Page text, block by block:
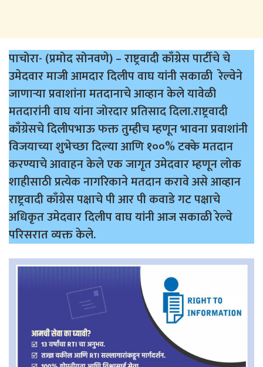
पाचोरा- (प्रमोद सोनवणे) – राष्ट्रवादी काँग्रेस पार्टीचे चे
उमेदवार माजी आमदार दिलीप वाघ यांनी सकाळी रेल्वेने
जाणाऱ्या प्रवाशांना मतदानाचे आव्हान केले यावेळी
मतदारांनी वाघ यांना जोरदार प्रतिसाद दिला.राष्ट्रवादी
काँग्रेसचे दिलीपभाऊ फक्त तुम्हीच म्हणून भावना प्रवाशांनी
विजयाच्या शुभेच्छा दिल्या आणि १००% टक्के मतदान
करण्याचे आवाहन केले एक जागृत उमेदवार म्हणून लोक
शाहीसाठी प्रत्येक नागरिकाने मतदान करावे असे आव्हान
राष्ट्रवादी काँग्रेस पक्षाचे पी आर पी कवाडे गट पक्षाचे
अधिकृत उमेदवार दिलीप वाघ यांनी आज सकाळी रेल्वे
परिसरात व्यक्त केले.